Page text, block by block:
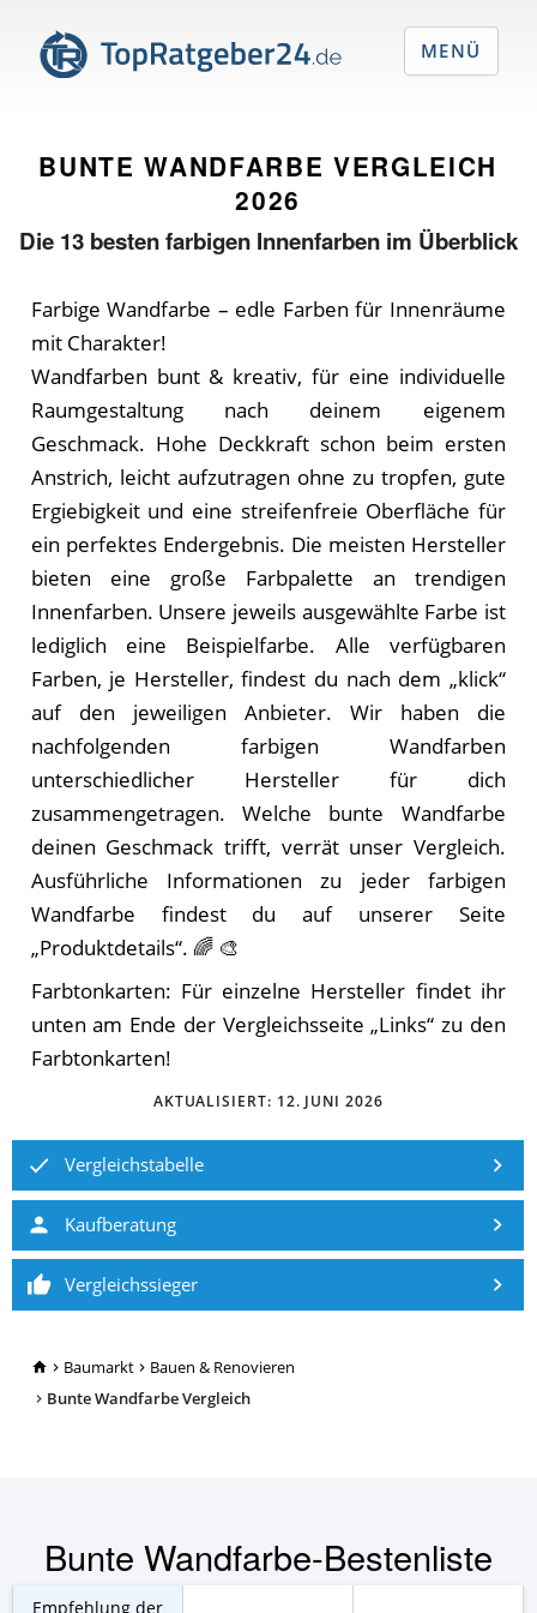
TopRatgeber24.de
Baumarkt
Bauen & Renovieren
Bunte Wandfarbe Vergleich
BUNTE WANDFARBE VERGLEICH
2026
Die 13 besten farbigen Innenfarben im Überblick
Farbige Wandfarbe – edle Farben für Innenräume
mit Charakter!
Wandfarben bunt & kreativ, für eine individuelle
Raumgestaltung nach deinem eigenem
Geschmack. Hohe Deckkraft schon beim ersten
Anstrich, leicht aufzutragen ohne zu tropfen, gute
Ergiebigkeit und eine streifenfreie Oberfläche für
ein perfektes Endergebnis. Die meisten Hersteller
bieten eine große Farbpalette an trendigen
Innenfarben. Unsere jeweils ausgewählte Farbe ist
lediglich eine Beispielfarbe. Alle verfügbaren
Farben, je Hersteller, findest du nach dem „klick“
auf den jeweiligen Anbieter. Wir haben die
nachfolgenden farbigen Wandfarben
unterschiedlicher Hersteller für dich
zusammengetragen. Welche bunte Wandfarbe
deinen Geschmack trifft, verrät unser Vergleich.
Ausführliche Informationen zu jeder farbigen
Wandfarbe findest du auf unserer Seite
„Produktdetails“. 🌈 🎨
Farbtonkarten: Für einzelne Hersteller findet ihr
unten am Ende der Vergleichsseite „Links“ zu den
Farbtonkarten!
AKTUALISIERT: 12. JUNI 2026
Vergleichstabelle
Kaufberatung
Vergleichssieger
Bunte Wandfarbe-Bestenliste
Empfehlung der
MENÜ